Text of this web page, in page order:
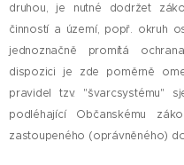
druhou, je nutné dodržet
činností a území, popř. okruh
jednoznačně promítá
dispozici je zde poměrně
pravidel tzv. "švarcsystému"
podléhající Občanskému
zastoupeného (oprávněného)